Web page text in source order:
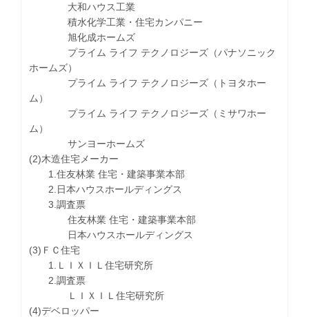
大和ハウス工業
積水化学工業・住宅カンパニー
旭化成ホームズ
プライム ライフ テクノロジーズ（パナソニック
ホームズ）
プライム ライフ テクノロジーズ（トヨタホー
ム）
プライム ライフ テクノロジーズ（ミサワホー
ム）
サンヨーホームズ
(2)木造住宅メーカー
1.住友林業 住宅・建築事業本部
2.日本ハウスホールディングス
3.調査票
住友林業 住宅・建築事業本部
日本ハウスホールディングス
(3)ＦＣ住宅
1.ＬＩＸＩＬ住宅研究所
2.調査票
ＬＩＸＩＬ住宅研究所
(4)デベロッパー